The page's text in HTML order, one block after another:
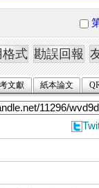
文獻 紙本論文